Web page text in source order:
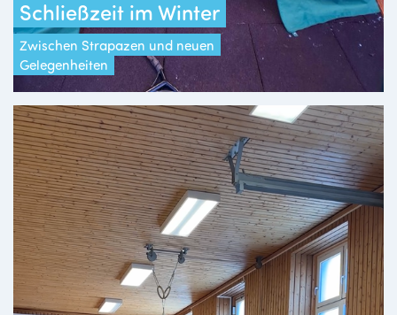
Schließzeit im Winter
Zwischen Strapazen und neuen
Gelegenheiten